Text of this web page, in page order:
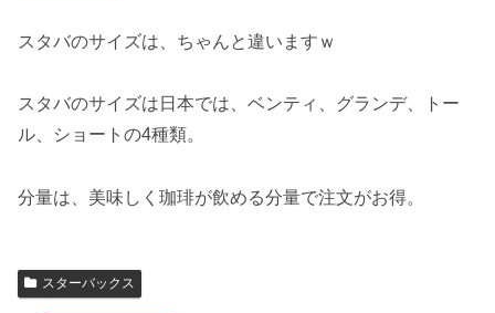
スタバのサイズは、ちゃんと違いますｗ
スタバのサイズは日本では、ベンティ、グランデ、トー
ル、ショートの4種類。
分量は、美味しく珈琲が飲める分量で注文がお得。
スターバックス